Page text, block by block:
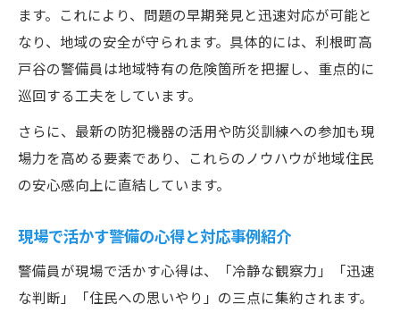
ます。これにより、問題の早期発見と迅速対応が可能と
なり、地域の安全が守られます。具体的には、利根町高
戸谷の警備員は地域特有の危険箇所を把握し、重点的に
巡回する工夫をしています。
さらに、最新の防犯機器の活用や防災訓練への参加も現
場力を高める要素であり、これらのノウハウが地域住民
の安心感向上に直結しています。
現場で活かす警備の心得と対応事例紹介
警備員が現場で活かす心得は、「冷静な観察力」「迅速
な判断」「住民への思いやり」の三点に集約されます。